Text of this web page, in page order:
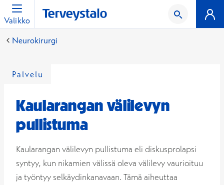
Valikko
Neurokirurgi
Palvelu
Kaularangan välilevyn
pullistuma
Kaularangan välilevyn pullistuma eli diskusprolapsi
syntyy, kun nikamien välissä oleva välilevy vaurioituu
ja työntyy selkäydinkanavaan. Tämä aiheuttaa